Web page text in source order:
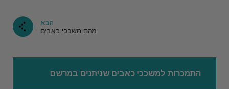
הבא
מהם משככי כאבים
התמכרות למשככי כאבים שניתנים במרשם